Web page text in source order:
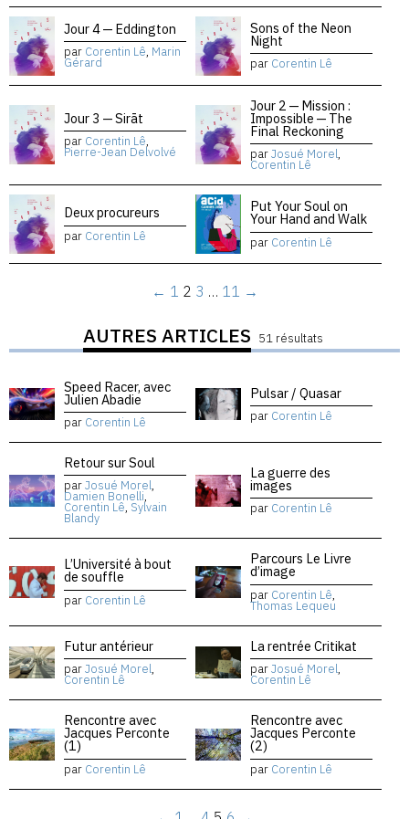
Jour 4 — Eddington
par Corentin Lê, Marin
Gérard
Sons of the Neon
Night
par Corentin Lê
Jour 3 — Sirāt
par Corentin Lê,
Pierre-Jean Delvolvé
Jour 2 — Mission :
Impossible — The
Final Reckoning
parJosué Morel,
Corentin Lê
Deux procureurs
par Corentin Lê
Put Your Soul on
Your Hand and Walk
par Corentin Lê
← 1 2 3 … 11 →
AUTRES ARTICLES 51 résultats
Speed Racer, avec
Julien Abadie
par Corentin Lê
Pulsar / Quasar
par Corentin Lê
Retour sur Soul
parJosué Morel,
Damien Bonelli,
Corentin Lê, Sylvain
Blandy
La guerre des
images
par Corentin Lê
L’Université à bout
de souffle
par Corentin Lê
Parcours Le Livre
d’image
par Corentin Lê,
Thomas Lequeu
Futur antérieur
parJosué Morel,
Corentin Lê
La rentrée Critikat
parJosué Morel,
Corentin Lê
Rencontre avec
Jacques Perconte
(1)
par Corentin Lê
Rencontre avec
Jacques Perconte
(2)
par Corentin Lê